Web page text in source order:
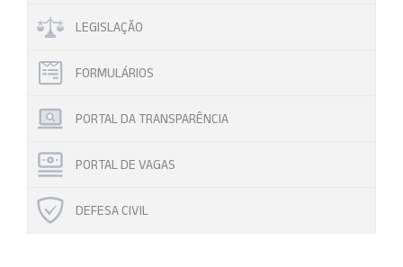
LEGISLAÇÃO
FORMULÁRIOS
PORTAL DA TRANSPARÊNCIA
PORTAL DE VAGAS
DEFESA CIVIL